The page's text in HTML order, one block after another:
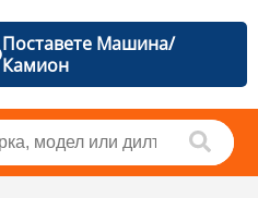
Поставете Машина/
Камион